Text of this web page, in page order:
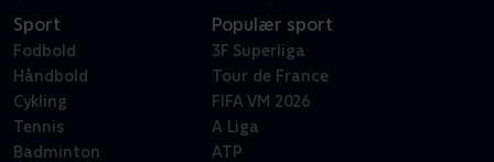
Sport
Fodbold
Håndbold
Cykling
Tennis
Badminton
Populær sport
3F Superliga
Tour de France
FIFA VM 2026
A Liga
ATP